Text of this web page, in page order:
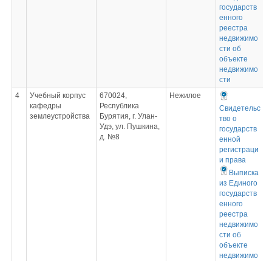
государств
енного
реестра
недвижимо
сти об
объекте
недвижимо
сти
4
Учебный корпус
кафедры
землеустройства
670024,
Республика
Бурятия, г. Улан-
Удэ, ул. Пушкина,
д. №8
Нежилое
Свидетельс
тво о
государств
енной
регистраци
и права
Выписка
из Единого
государств
енного
реестра
недвижимо
сти об
объекте
недвижимо